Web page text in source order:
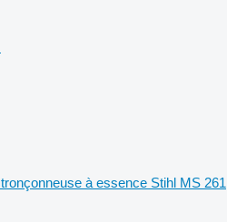
tronçonneuse à essence Stihl MS 261